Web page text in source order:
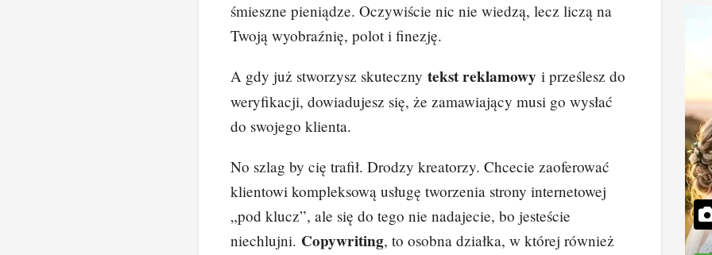
śmieszne pieniądze. Oczywiście nic nie wiedzą, lecz liczą na
Twoją wyobraźnię, polot i finezję.
A gdy już stworzysz skuteczny tekst reklamowy i prześlesz do
weryfikacji, dowiadujesz się, że zamawiający musi go wysłać
do swojego klienta.
No szlag by cię trafił. Drodzy kreatorzy. Chcecie zaoferować
klientowi kompleksową usługę tworzenia strony internetowej
„pod klucz”, ale się do tego nie nadajecie, bo jesteście
niechlujni. Copywriting, to osobna działka, w której również